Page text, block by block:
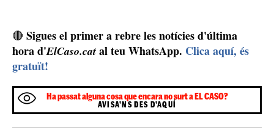
🔴 Sigues el primer a rebre les notícies d'última
hora d'ElCaso.cat al teu WhatsApp. Clica aquí, és
gratuït!
Ha passat alguna cosa que encara no surt a EL CASO?
AVISA'NS DES D'AQUÍ